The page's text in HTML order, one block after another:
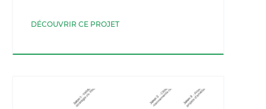
DÉCOUVRIR CE PROJET